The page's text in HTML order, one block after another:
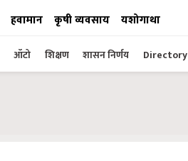
हवामान कृषी व्यवसाय यशोगाथा
ऑटो शिक्षण शासन निर्णय Directory